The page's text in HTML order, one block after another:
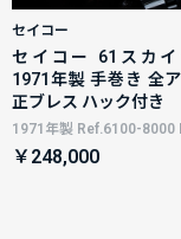
セイコー
セイコー 61スカ
1971年製 手巻き 全
正ブレス ハック付き
1971年製 Ref.6100-8000
￥248,000